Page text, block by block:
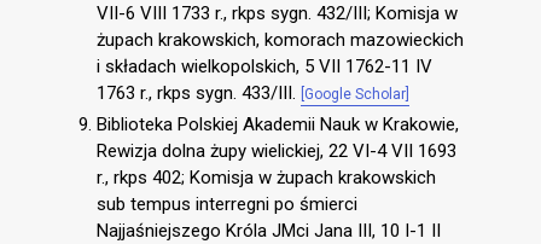
VII-6 VIII 1733 r., rkps sygn. 432/III; Komisja w
żupach krakowskich, komorach mazowieckich
i składach wielkopolskich, 5 VII 1762-11 IV
1763 r., rkps sygn. 433/III.
[Google Scholar]
Biblioteka Polskiej Akademii Nauk w Krakowie,
Rewizja dolna żupy wielickiej, 22 VI-4 VII 1693
r., rkps 402; Komisja w żupach krakowskich
sub tempus interregni po śmierci
Najjaśniejszego Króla JMci Jana III, 10 I-1 II